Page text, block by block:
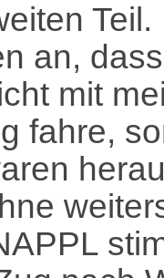
an,
mit
fahre,